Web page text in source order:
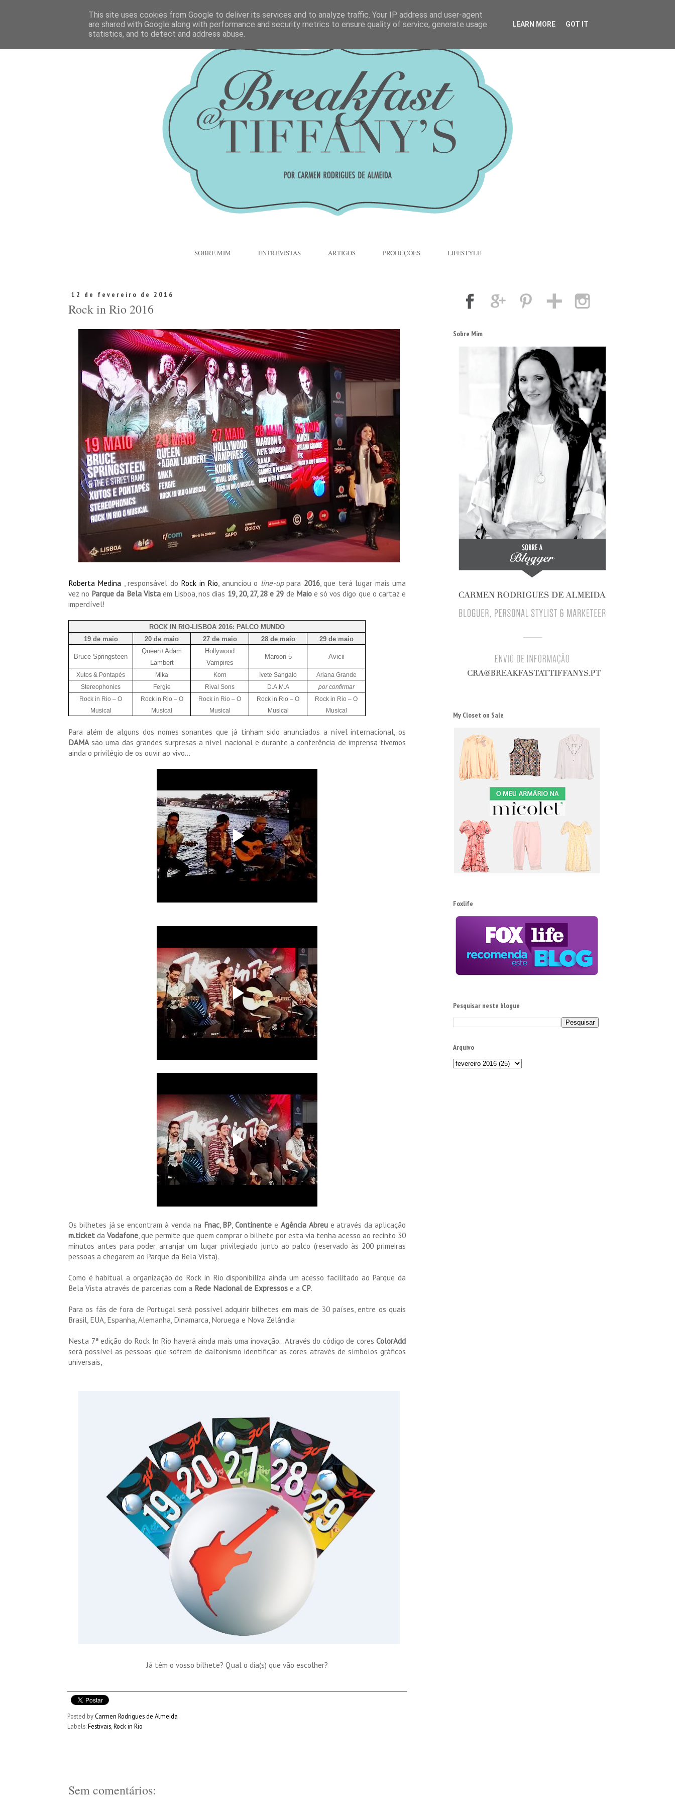
SOBRE MIM ENTREVISTAS ARTIGOS PRODUÇÕES LIFESTYLE
12 de fevereiro de 2016
Rock in Rio 2016
Roberta Medina , responsável do Rock in Rio , anunciou o line-uppara 2016, que terá lugar mais uma
vez no Parque da Bela Vista em Lisboa, nos dias 19, 20, 27, 28 e 29 de Maioe só vos digo que o cartaz e
imperdível!
ROCK IN RIO-LISBOA 2016: PALCO MUNDO
19 de maio
20 de maio 27 de maio 28 de maio 29 de maio
Bruce Springsteen
Queen+Adam
Lambert
Hollywood
Vampires
Maroon 5 Avicii
Xutos & Pontapés Mika Korn Ivete Sangalo
Ariana Grande
Stereophonics
Fergie Rival Sons D.A.M.A
por confirmar
Rock in Rio – O
Musical
Rock in Rio – O
Musical
Rock in Rio – O
Musical
Rock in Rio – O
Musical
Rock in Rio – O
Musical
Para além de alguns dos nomes sonantes que já tinham sido anunciados a nível internacional, os
DAMA são uma das grandes surpresas a nível nacional e durante a conferência de imprensa tivemos
ainda o privilégio de os ouvir ao vivo...
Os bilhetes já se encontram à venda na Fnac, BP ,Continentee Agência Abreue através da aplicação
m.ticket da Vodafone , que permite que quem comprar o bilhete por esta via tenha acesso ao recinto 30
minutos antes para poder arranjar um lugar privilegiado junto ao palco (reservado às 200 primeiras
pessoas a chegarem ao Parque da Bela Vista).
Como é habitual a organização do Rock in Rio disponibiliza ainda um acesso facilitado ao Parque da
Bela Vista através de parcerias com a Rede Nacional de Expressos e a CP.
Para os fãs de fora de Portugal será possível adquirir bilhetes em mais de 30 países, entre os quais
Brasil, EUA, Espanha, Alemanha, Dinamarca, Noruega e Nova Zelândia
Nesta 7ª edição do Rock In Rio haverá ainda mais uma inovação…Através do código de cores ColorAdd
será possível as pessoas que sofrem de daltonismo identificar as cores através de símbolos gráficos
universais,
Já têm o vosso bilhete? Qual o dia(s) que vão escolher?
Posted by Carmen Rodrigues de Almeida
Labels:Festivais Rock in Rio
Sem comentários:
Sobre Mim
My Closet on Sale
Foxlife
Pesquisar neste blogue
Arquivo
This site uses cookies from Google to deliver its services and to analyze traffic. Your IP address and user-agent
are shared with Google along with performance and security metrics to ensure quality of service, generate usage
statistics, and to detect and address abuse.
LEARN MORE GOT IT